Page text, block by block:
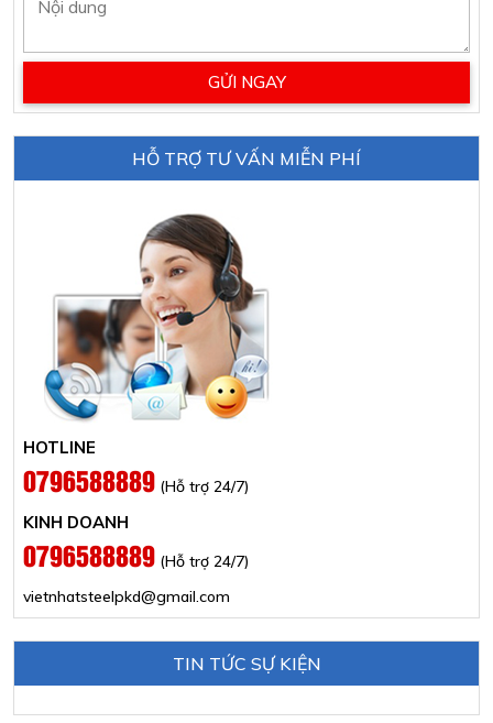
HỖ TRỢ TƯ VẤN MIỄN PHÍ
HOTLINE
0796588889 (Hỗ trợ 24/7)
KINH DOANH
0796588889 (Hỗ trợ 24/7)
vietnhatsteelpkd@gmail.com
TIN TỨC SỰ KIỆN